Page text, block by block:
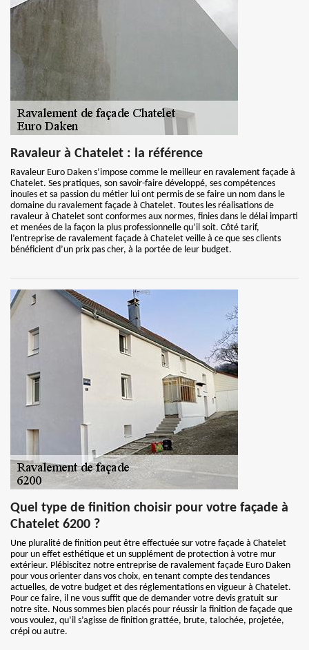
Ravaleur à Chatelet : la référence
Ravaleur Euro Daken s’impose comme le meilleur en ravalement façade à
Chatelet. Ses pratiques, son savoir-faire développé, ses compétences
inouïes et sa passion du métier lui ont permis de se faire un nom dans le
domaine du ravalement façade à Chatelet. Toutes les réalisations de
ravaleur à Chatelet sont conformes aux normes, finies dans le délai imparti
et menées de la façon la plus professionnelle qu’il soit. Côté tarif,
l’entreprise de ravalement façade à Chatelet veille à ce que ses clients
bénéficient d’un prix pas cher, à la portée de leur budget.
Quel type de finition choisir pour votre façade à
Chatelet 6200 ?
Une pluralité de finition peut être effectuée sur votre façade à Chatelet
pour un effet esthétique et un supplément de protection à votre mur
extérieur. Plébiscitez notre entreprise de ravalement façade Euro Daken
pour vous orienter dans vos choix, en tenant compte des tendances
actuelles, de votre budget et des réglementations en vigueur à Chatelet.
Pour ce faire, il ne vous suffit que de demander votre devis gratuit sur
notre site. Nous sommes bien placés pour réussir la finition de façade que
vous voulez, qu’il s’agisse de finition grattée, brute, talochée, projetée,
crépi ou autre.